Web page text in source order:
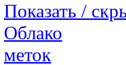
Показать /
Облако
меток